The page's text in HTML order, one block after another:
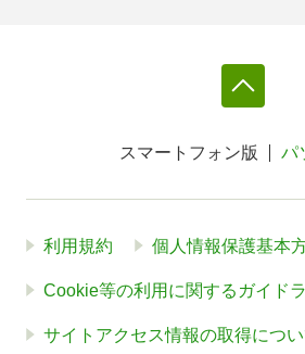
スマートフォン版 パ
利用規約 個人情報保護基本
Cookie等の利用に関するガイド
サイトアクセス情報の取得につい